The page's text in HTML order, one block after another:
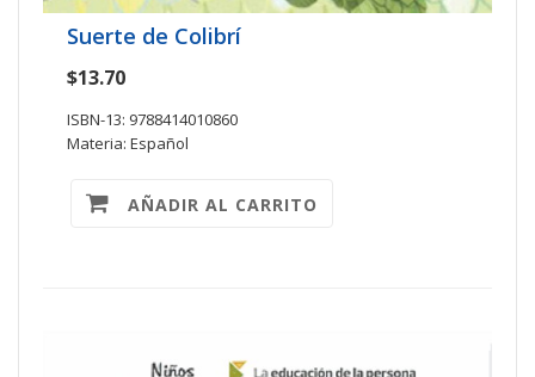
Suerte de Colibrí
$13.70
ISBN-13: 9788414010860
Materia: Español
AÑADIR AL CARRITO